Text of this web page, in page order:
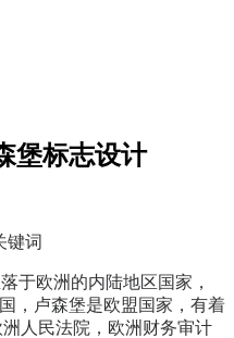
堡标志设计
于欧洲的内陆地区国家，
，卢森堡是欧盟国家，有着
人民法院，欧洲财务审计